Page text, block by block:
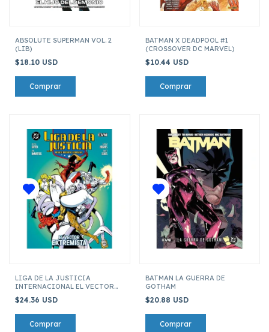
ABSOLUTE SUPERMAN VOL. 2
(LIB)
$18.10 USD
BATMAN X DEADPOOL #1
(CROSSOVER DC MARVEL)
$10.44 USD
LIGA DE LA JUSTICIA
INTERNACIONAL EL VECTOR
$24.36 USD
BATMAN LA GUERRA DE
GOTHAM
$20.88 USD